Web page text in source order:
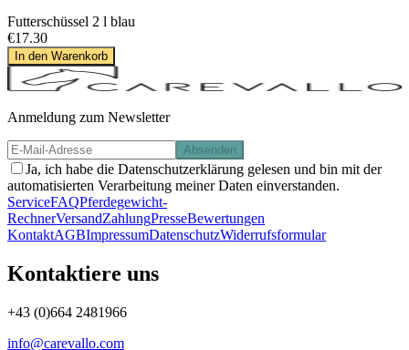
Futterschüssel 2 l blau
€17.30
In den Warenkorb
Anmeldung zum Newsletter
Absenden
Ja, ich habe die Datenschutzerklärung gelesen und bin mit der
automatisierten Verarbeitung meiner Daten einverstanden.
ServiceFAQPferdegewicht-
RechnerVersandZahlungPresseBewertungen
KontaktAGBImpressumDatenschutzWiderrufsformular
Kontaktiere uns
+43 (0)664 2481966
info@carevallo.com